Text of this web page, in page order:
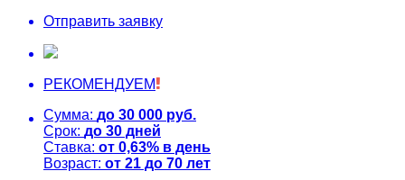
Отправить заявку
РЕКОМЕНДУЕМ
Сумма: до 30 000 руб.
Срок: до 30 дней
Ставка: от 0,63% в день
Возраст: от 21 до 70 лет